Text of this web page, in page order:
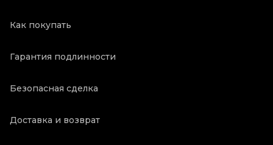
Как покупать
Гарантия подлинности
Безопасная сделка
Доставка и возврат